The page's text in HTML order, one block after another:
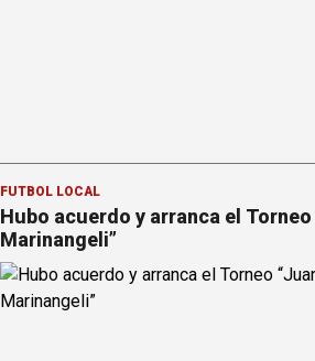
FÚTBOL LOCAL
Hubo acuerdo y arranca el
Marinangeli”